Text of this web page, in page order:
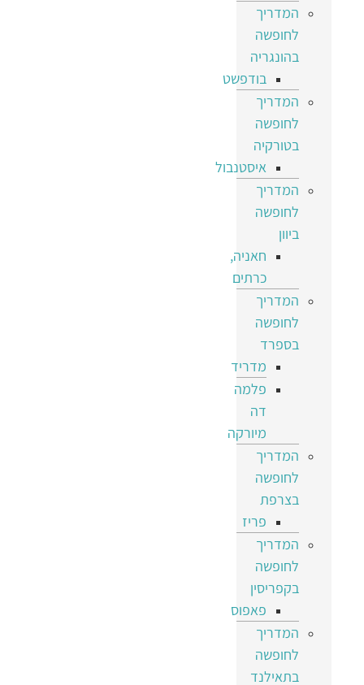
המדריך
לחופשה
בהונגריה
בודפשט
המדריך
לחופשה
בטורקיה
איסטנבול
המדריך
לחופשה
ביוון
חאניה,
כרתים
המדריך
לחופשה
בספרד
מדריד
פלמה
דה
מיורקה
המדריך
לחופשה
בצרפת
פריז
המדריך
לחופשה
בקפריסין
פאפוס
המדריך
לחופשה
בתאילנד